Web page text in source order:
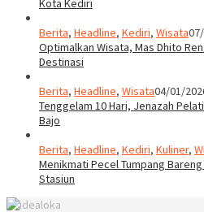
Kota Kediri
Berita, Headline, Kediri, Wisata
Optimalkan Wisata, Mas Dhito
Destinasi
Berita, Headline, Wisata04/01/
Tenggelam 10 Hari, Jenazah
Bajo
Berita, Headline, Kediri, Kuliner,
Menikmati Pecel Tumpang
Stasiun